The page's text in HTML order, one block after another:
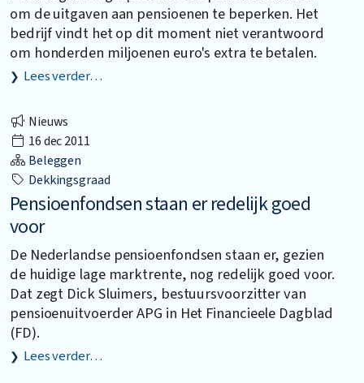
om de uitgaven aan pensioenen te beperken. Het
bedrijf vindt het op dit moment niet verantwoord
om honderden miljoenen euro's extra te betalen.
Lees verder…
Nieuws
16 dec 2011
Beleggen
Dekkingsgraad
Pensioenfondsen staan er redelijk goed
voor
De Nederlandse pensioenfondsen staan er, gezien
de huidige lage marktrente, nog redelijk goed voor.
Dat zegt Dick Sluimers, bestuursvoorzitter van
pensioenuitvoerder APG in Het Financieele Dagblad
(FD).
Lees verder…